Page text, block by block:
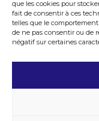
que les cookies pour
fait de consentir à ces
telles que le
de ne pas consentir ou de
négatif sur certaines